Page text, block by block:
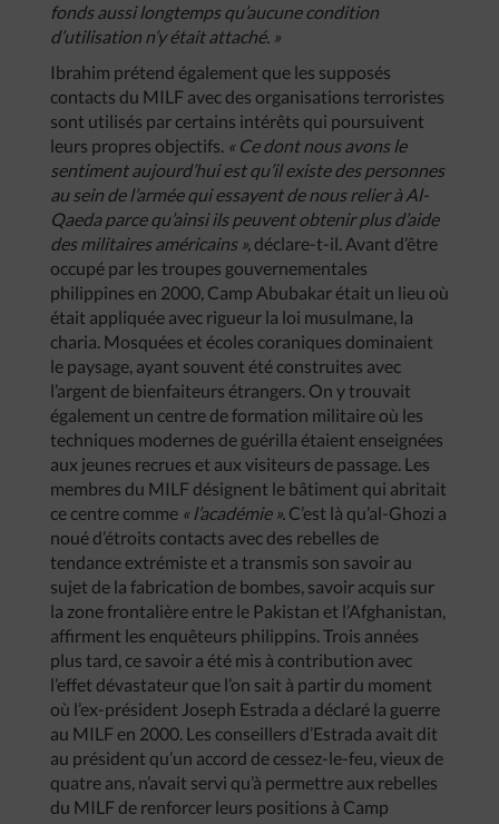
fonds aussi longtemps qu’aucune condition
d’utilisation n’y était attaché. »
Ibrahim prétend également que les supposés
contacts du MILF avec des organisations terroristes
sont utilisés par certains intérêts qui poursuivent
leurs propres objectifs. « Ce dont nous avons le
sentiment aujourd’hui est qu’il existe des personnes
au sein de l’armée qui essayent de nous relier à Al-
Qaeda parce qu’ainsi ils peuvent obtenir plus d’aide
des militaires américains », déclare-t-il. Avant d’être
occupé par les troupes gouvernementales
philippines en 2000, Camp Abubakar était un lieu où
était appliquée avec rigueur la loi musulmane, la
charia. Mosquées et écoles coraniques dominaient
le paysage, ayant souvent été construites avec
l’argent de bienfaiteurs étrangers. On y trouvait
également un centre de formation militaire où les
techniques modernes de guérilla étaient enseignées
aux jeunes recrues et aux visiteurs de passage. Les
membres du MILF désignent le bâtiment qui abritait
ce centre comme « l’académie ». C’est là qu’al-Ghozi a
noué d’étroits contacts avec des rebelles de
tendance extrémiste et a transmis son savoir au
sujet de la fabrication de bombes, savoir acquis sur
la zone frontalière entre le Pakistan et l’Afghanistan,
affirment les enquêteurs philippins. Trois années
plus tard, ce savoir a été mis à contribution avec
l’effet dévastateur que l’on sait à partir du moment
où l’ex-président Joseph Estrada a déclaré la guerre
au MILF en 2000. Les conseillers d’Estrada avait dit
au président qu’un accord de cessez-le-feu, vieux de
quatre ans, n’avait servi qu’à permettre aux rebelles
du MILF de renforcer leurs positions à Camp